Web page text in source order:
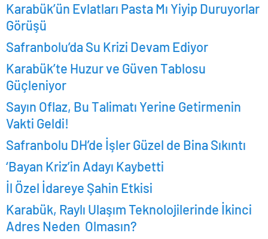
Karabük’ün Evlatları Pasta Mı Yiyip Duruyorlar
Görüşü
Safranbolu’da Su Krizi Devam Ediyor
Karabük’te Huzur ve Güven Tablosu
Güçleniyor
Sayın Oflaz, Bu Talimatı Yerine Getirmenin
Vakti Geldi!
Safranbolu DH’de İşler Güzel de Bina Sıkıntı
‘Bayan Kriz’in Adayı Kaybetti
İl Özel İdareye Şahin Etkisi
Karabük, Raylı Ulaşım Teknolojilerinde İkinci
Adres Neden Olmasın?